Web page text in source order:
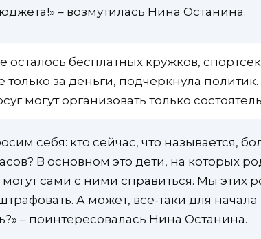
– возмутилась Нина Останина.
осталось бесплатных кружков,
только за деньги, подчеркнула
могут организовать только
себя: кто сейчас, что называется,
В основном это дети, на которых
сами с ними справиться. Мы этих
А может, все-таки для начала
– поинтересовалась Нина Останина.